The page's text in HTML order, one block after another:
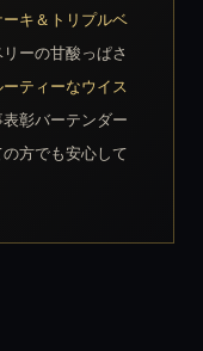
ーキ＆トリプルベ
ーの甘酸っぱさ
ティーなウイス
彰バーテンダー
方でも安心して